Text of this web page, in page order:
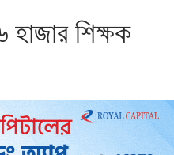
হাজার শিক্ষক